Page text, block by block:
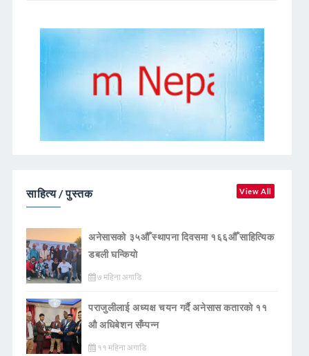
साहित्य / पुस्तक View All
अनेसासको ३५औँ स्थापना दिवसमा १६६औँ साहित्यिक
डबली घन्कियाे
७ महिना अगाडि
पराजुलीलाई अध्यक्ष चयन गर्दै अनेसास कतारको ११
औ अधिबेशन सँम्पन्न
११ महिना अगाडि